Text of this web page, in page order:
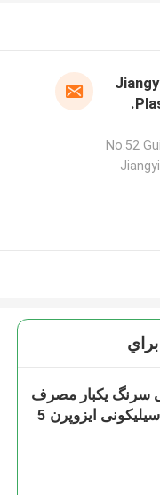
Plastic Product Co., Ltd.
No.52
سرنگ یکبار مصرف
درب شیشه ای سیلیکونی ایزوپرن 5